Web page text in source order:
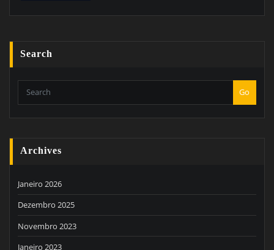
Search
Go
Archives
Janeiro 2026
Dezembro 2025
Novembro 2023
Janeiro 2023